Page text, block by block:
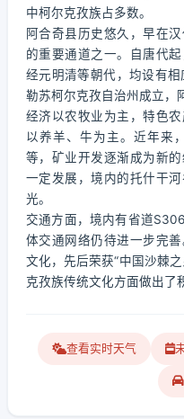
中柯尔克孜族占多数。
阿合奇县历史悠久，早在
的重要通道之一。自唐代
经元明清等朝代，均设有
勒苏柯尔克孜自治州成立，
经济以农牧业为主，特色
以养羊、牛为主。近年来
等，矿业开发逐渐成为新
一定发展，境内的托什干
光。
交通方面，境内有省道
体交通网络仍待进一步完
文化，先后荣获“中国沙棘
克孜族传统文化方面做出了
查看实时天气